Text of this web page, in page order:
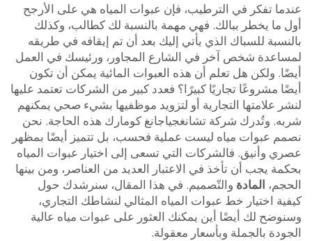
تفكر في الترطيب، فإن عبوات المياه هي على الأرجح
يخطر ببالك. فهي مهمة بالنسبة لك كطالب، وكذلك
للسباك الذي يأتي إليك بعد أن تم إيقافه في طريقه
شخص آخر في الشارع المجاور، ورئيسك في العمل
ولكن هل تعلم أن هذه العبوات المائية يمكن أن تكون
مشروعًا تجاريًا كبيرًا؟ فعدد كبير من الشركات تعتمد عليها
علامتها التجارية أو لتزويد موظفيها بشيء صحي يمكنهم
وتُدرك شركة تشانغجياجانغ كومارك هذه الحاجة. نحن
عبوات مياه ليست عملية فحسب، بل تتميز أيضًا بمظهر
وأنيق. فالشركات التي تسعى إلى اختيار عبوات المياه
يجب أن تأخذ في الاعتبار العديد من العناصر، ومن بينها
المادةوالتّصميم. في هذا المقال، سنرشدك حول
اختيار خط عبوات المياه المثالي لنشاطك التجاري،
لك أيضًا أين يمكنك العثور على عبوات مياه عالية
بالجملة وبأسعار معقولة.